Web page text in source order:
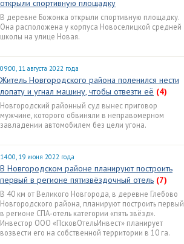
открыли спортивную площадку
В деревне Божонка открыли спортивную площадку.
Она расположена у корпуса Новоселицкой средней
школы на улице Новая.
09:00, 11 августа 2022 года
Житель Новгородского района поленился нести
лопату и угнал машину, чтобы отвезти её (4)
Новгородский районный суд вынес приговор
мужчине, которого обвиняли в неправомерном
завладении автомобилем без цели угона.
14:00, 19 июня 2022 года
В Новгородском районе планируют построить
первый в регионе пятизвёздочный отель (7)
В 40 км от Великого Новгорода, в деревне Глебово
Новгородского района, планируют построить первый
в регионе СПА-отель категории «пять звёзд».
Инвестор ООО «ПсковОтельИнвест» планирует
возвести его на собственной территории в 10 га.